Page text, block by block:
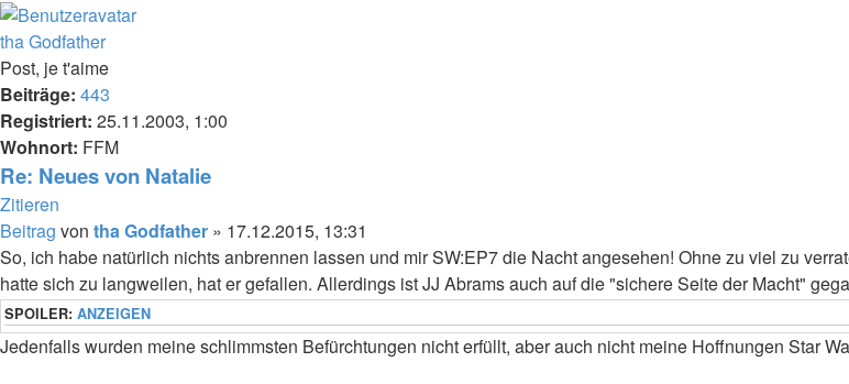
tha Godfather
Post, je t'aime
Beiträge: 443
Registriert: 25.11.2003, 1:00
Wohnort: FFM
Re: Neues von Natalie
Zitieren
Beitrag von tha Godfather » 17.12.2015, 13:31
So, ich habe natürlich nichts anbrennen lassen und mir SW:EP7 die Nacht angesehen! Ohne zu viel zu
hatte sich zu langweilen, hat er gefallen. Allerdings ist JJ Abrams auch auf die "sichere Seite der Macht"
SPOILER: ANZEIGEN
Jedenfalls wurden meine schlimmsten Befürchtungen nicht erfüllt, aber auch nicht meine Hoffnungen Star